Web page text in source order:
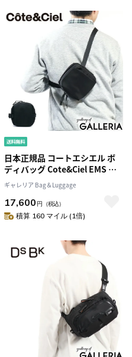
日本正規品 コートエシエル ボ
ディバッグ Cote&Ciel EMS ワ
ンショルダー BALLISTIC
BLACK斜めがけ メンズ レディ
ース CC-28767
ギャレリア Bag＆Luggage
17,600 円 （税込）
積算 160 マイル (1倍)